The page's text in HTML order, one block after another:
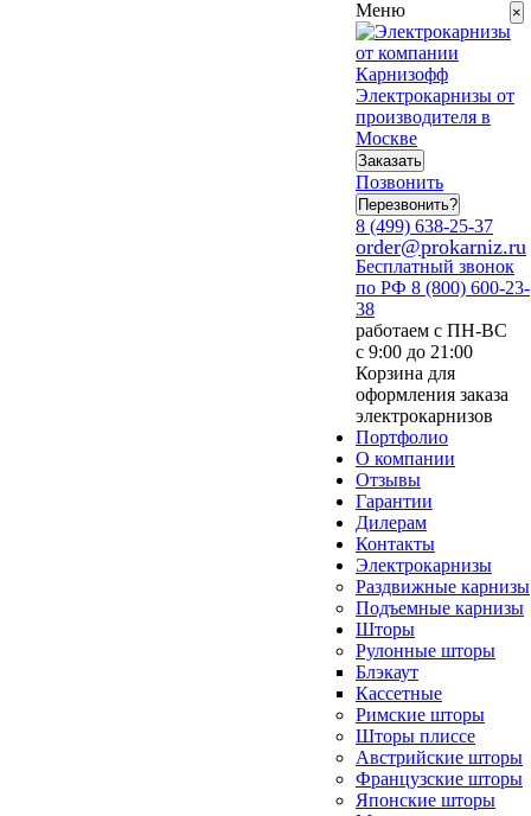
Меню
Электрокарнизы от
производителя в
Москве
Заказать
Позвонить
Перезвонить?
8 (499) 638-25-37
order@prokarniz.ru
Бесплатный звонок
по РФ 8 (800) 600-23-
38
работаем с ПН-ВС
с 9:00 до 21:00
Корзина для
оформления заказа
электрокарнизов
Портфолио
О компании
Отзывы
Гарантии
Дилерам
Контакты
Электрокарнизы
Раздвижные карнизы
Подъемные карнизы
Шторы
Рулонные шторы
Блэкаут
Кассетные
Римские шторы
Шторы плиссе
Австрийские шторы
Французские шторы
Японские шторы
×